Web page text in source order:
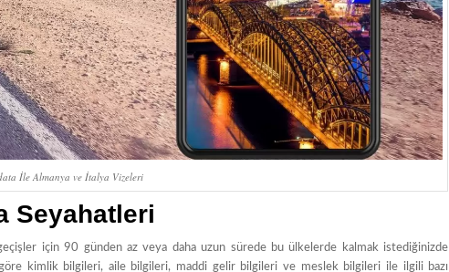
İle Almanya ve İtalya Vizeleri
Seyahatleri
için 90 günden az veya daha uzun sürede bu ülkelerde kalmak istediğinizde
kimlik bilgileri, aile bilgileri, maddi gelir bilgileri ve meslek bilgileri ile ilgili bazı